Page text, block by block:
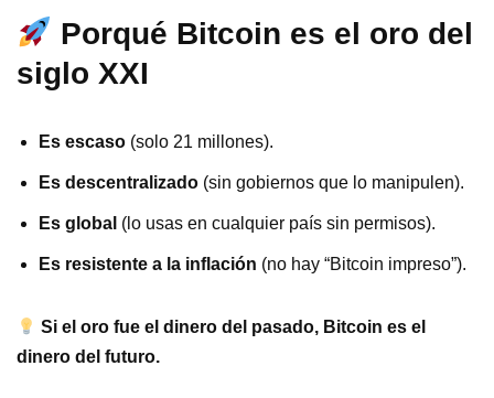
Porqué Bitcoin es el oro del
siglo XXI
Es escaso (solo 21 millones).
Es descentralizado (sin gobiernos que lo manipulen).
Es global (lo usas en cualquier país sin permisos).
Es resistente a la inflación (no hay “Bitcoin impreso”).
Si el oro fue el dinero del pasado, Bitcoin es el
dinero del futuro.